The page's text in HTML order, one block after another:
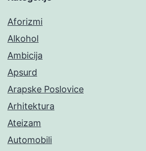
Aforizmi
Alkohol
Ambicija
Apsurd
Arapske Poslovice
Arhitektura
Ateizam
Automobili